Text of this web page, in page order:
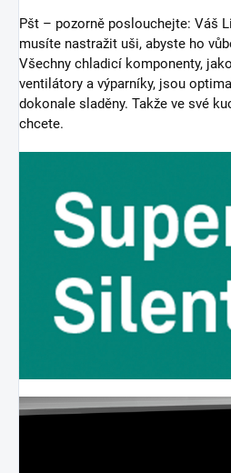
Pšt – pozorně poslouchejte: Váš
musíte nastražit uši, abyste ho
Všechny chladicí komponenty,
ventilátory a výparníky, jsou
dokonale sladěny. Takže ve své
chcete.